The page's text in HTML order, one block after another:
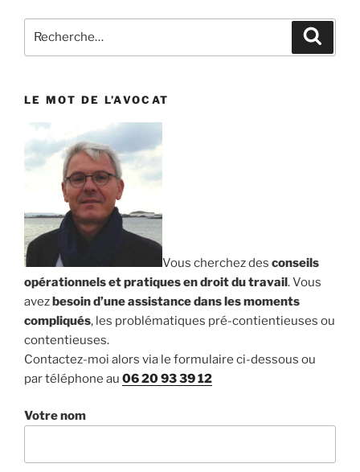
LE MOT DE L’AVOCAT
Vous cherchez des conseils
opérationnels et pratiques en droit du travail. Vous
avezbesoin d’une assistance dans les moments
compliqués, les problématiques pré-contientieuses ou
contentieuses.
Contactez-moi alors via le formulaire ci-dessous ou
par téléphone au 06 20 93 39 12
Votre nom